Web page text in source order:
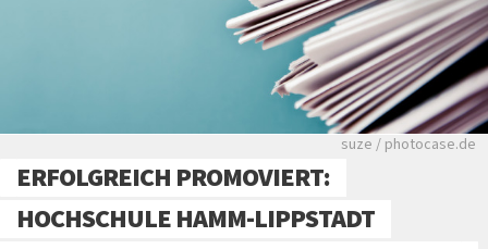
Viele Zeitungen.
suze / photocase.de
ERFOLGREICH PROMOVIERT:
HOCHSCHULE HAMM-LIPPSTADT